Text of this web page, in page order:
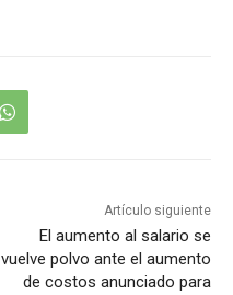
Artículo siguiente
El aumento al salario se
vuelve polvo ante el aumento
de costos anunciado para